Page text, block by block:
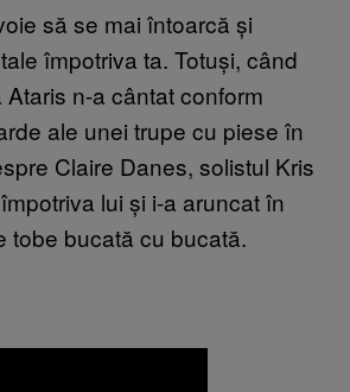
să se mai întoarcă și
împotriva ta. Totuși, când
n-a cântat conform
ale unei trupe cu piese în
Claire Danes, solistul Kris
lui și i-a aruncat în
tobe bucată cu bucată.